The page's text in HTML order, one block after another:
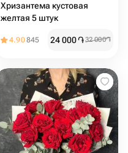
Хризантема кустовая
желтая 5 штук
4.90845 24 000֏32 000֏